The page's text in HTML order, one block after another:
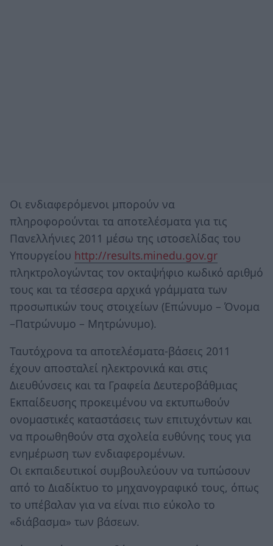
Οι ενδιαφερόμενοι μπορούν να
πληροφορούνται τα αποτελέσματα για τις
Πανελλήνιες 2011 μέσω της ιστοσελίδας του
Υπουργείου http://results.minedu.gov.gr
πληκτρολογώντας τον οκταψήφιο κωδικό αριθμό
τους και τα τέσσερα αρχικά γράμματα των
προσωπικών τους στοιχείων (Επώνυμο – Όνομα
–Πατρώνυμο – Μητρώνυμο).
Ταυτόχρονα τα αποτελέσματα-βάσεις 2011
έχουν αποσταλεί ηλεκτρονικά και στις
Διευθύνσεις και τα Γραφεία Δευτεροβάθμιας
Εκπαίδευσης προκειμένου να εκτυπωθούν
ονομαστικές καταστάσεις των επιτυχόντων και
να προωθηθούν στα σχολεία ευθύνης τους για
ενημέρωση των ενδιαφερομένων.
Οι εκπαιδευτικοί συμβουλεύουν να τυπώσουν
από το Διαδίκτυο το μηχανογραφικό τους, όπως
το υπέβαλαν για να είναι πιο εύκολο το
«διάβασμα» των βάσεων.